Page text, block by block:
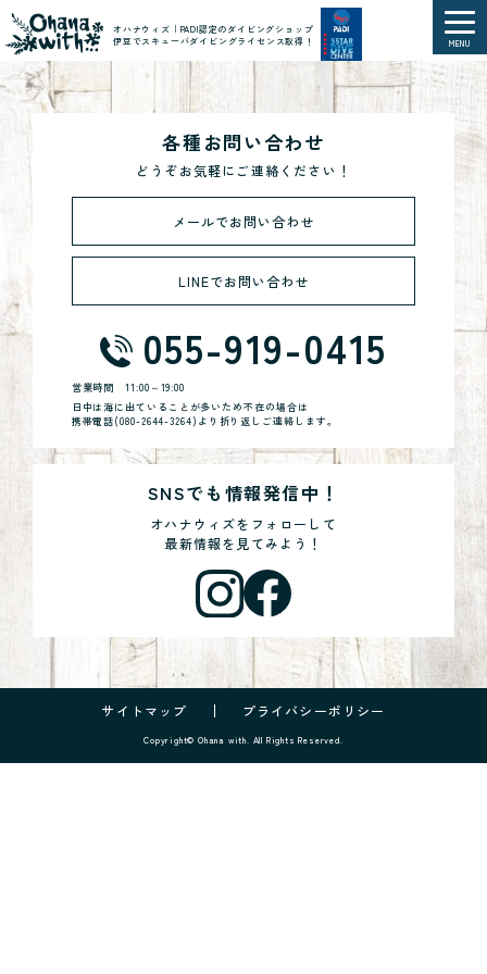
オハナウィズ｜PADI認定のダイビングショップ
伊豆でスキューバダイビングライセンス取得！
MENU
各種お問い合わせ
どうぞお気軽にご連絡ください！
メールでお問い合わせ
LINEでお問い合わせ
055-919-0415
営業時間11:00～19:00
日中は海に出ていることが多いため不在の場合は
携帯電話(080-2644-3264)より折り返しご連絡します。
SNSでも情報発信中！
オハナウィズをフォローして
最新情報を見てみよう！
サイトマップ プライバシーポリシー
Copyright© Ohana with. All Rights Reserved.